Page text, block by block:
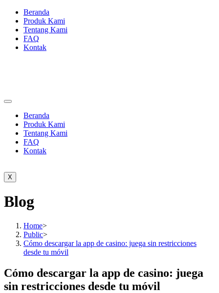
Skip
content
Beranda
Produk Kami
Tentang Kami
FAQ
Kontak
Beranda
Produk Kami
Tentang Kami
FAQ
Kontak
X
Blog
Home>
Public>
Cómo descargar la app de casino: juega sin restricciones
desde tu móvil
Cómo descargar la app de casino: juega
sin restricciones desde tu móvil